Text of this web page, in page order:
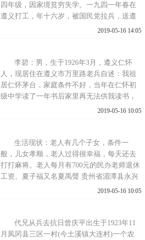
四年级，因家境贫穷失学。一九四一年春在
遵义打工，年十六岁，被国民党拉兵，送遵
义师管区，并于当年送云南密拉地第八军一0
四二年部队调云南驿守飞机场，四四年初调
滇缅战场大松山
2019-05-16 14:05
李碧：男，生于1926年3月，遵义仁怀
人，现居住在遵义市万里路老兵自述：我祖
居仁怀茅台，家庭条件不好，当年在仁怀初
级中学读了一年书后家里再无法供我读书，
因父亲的朋友王炳银(音)在赤水县工作，生
学一起到二合小学教二、三年教了半年，
1943年8月被当时的保长骗至
2019-05-16 10:05
生活现状：老人有几个子女，条件一
般，儿女孝顺，老人过得很幸福，每天还去
打打麻将。老人每月有700元的民办老师退休
工资。夏子福又名夏禹聲 贵州省湄潭县永兴
镇茅坝乡人。生于1920年3月2日，1940年8月
军第93军 军长：龙泽汇 第22师：师长：杨炳
霖 老兵本
2019-05-16 10:05
代兄从兵去抗日曾庆平出生于1923年11
月凤冈县三区一村(今土溪镇大连村)一个农